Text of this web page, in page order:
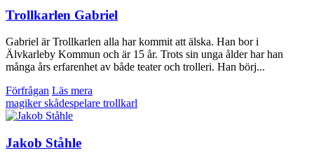
Trollkarlen Gabriel
Gabriel är Trollkarlen alla har kommit att älska. Han bor i
Älvkarleby Kommun och är 15 år. Trots sin unga ålder har han
många års erfarenhet av både teater och trolleri. Han börj...
Förfrågan Läs mera
magikerskådespelare trollkarl
Jakob Ståhle